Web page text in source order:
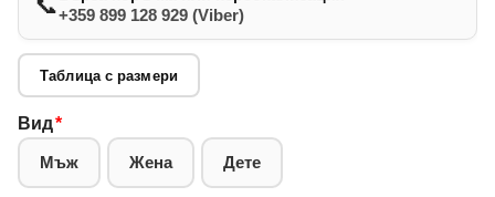
+359 899 128 929 (Viber)
Таблица с размери
Вид*
Мъж Жена Дете